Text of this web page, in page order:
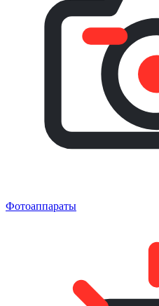
Фотоаппараты